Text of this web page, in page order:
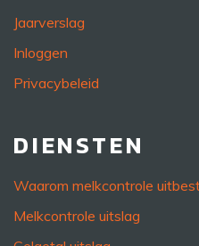
Jaarverslag
Inloggen
Privacybeleid
DIENSTEN
Waarom melkcontrole
Melkcontrole uitslag